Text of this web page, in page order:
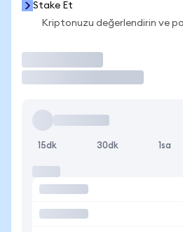
Stake Et
Kriptonuzu değerlendirin ve
15dk 30dk 1sa